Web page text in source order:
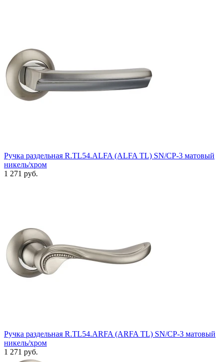
Ручка раздельная R.TL54.ALFA (ALFA TL) SN/CP-3 матовый
никель/хром
1 271 руб.
Ручка раздельная R.TL54.ARFA (ARFA TL) SN/CP-3 матовый
никель/хром
1 271 руб.